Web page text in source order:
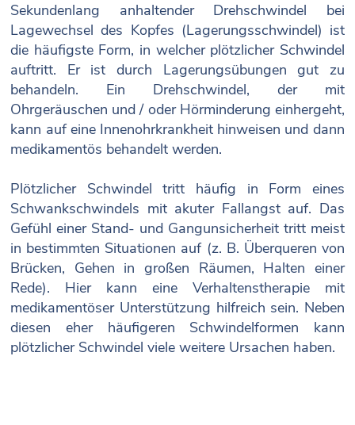
Sekundenlang anhaltender Drehschwindel bei
Lagewechsel des Kopfes (Lagerungsschwindel) ist
die häufigste Form, in welcher plötzlicher Schwindel
auftritt. Er ist durch Lagerungsübungen gut zu
behandeln. Ein Drehschwindel, der mit
Ohrgeräuschen und / oder Hörminderung einhergeht,
kann auf eine Innenohrkrankheit hinweisen und dann
medikamentös behandelt werden.
Plötzlicher Schwindel tritt häufig in Form eines
Schwankschwindels mit akuter Fallangst auf. Das
Gefühl einer Stand- und Gangunsicherheit tritt meist
in bestimmten Situationen auf (z. B. Überqueren von
Brücken, Gehen in großen Räumen, Halten einer
Rede). Hier kann eine Verhaltenstherapie mit
medikamentöser Unterstützung hilfreich sein. Neben
diesen eher häufigeren Schwindelformen kann
plötzlicher Schwindel viele weitere Ursachen haben.